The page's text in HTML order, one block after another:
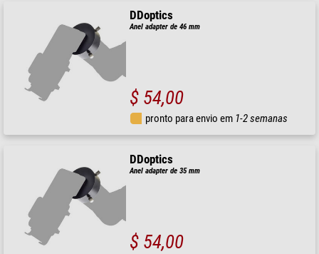
DDoptics
Anel adapter de 46 mm
$ 54,00
pronto para envio em 1-2 semanas
DDoptics
Anel adapter de 35 mm
$ 54,00